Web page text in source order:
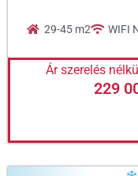
29-45 m2 WIFI
Ár szerelés nélkül
229